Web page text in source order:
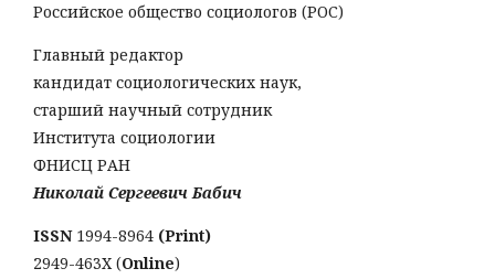
Российское общество социологов (РОС)
Главный редактор
кандидат социологических наук,
старший научный сотрудник
Института социологии
ФНИСЦ РАН
Николай Сергеевич Бабич
ISSN 1994-8964 (Print)
2949-463Х (Online)